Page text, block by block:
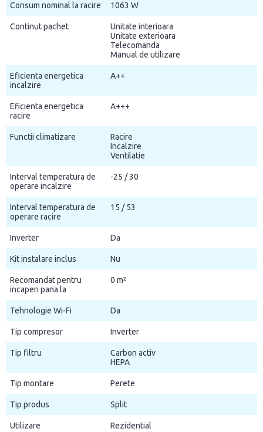
Consum nominal la racire 1063 W
Continut pachet
Unitate interioara
Unitate exterioara
Telecomanda
Manual de utilizare
Eficienta energetica
incalzire
A++
Eficienta energetica
racire
A+++
Functii climatizare
Racire
Incalzire
Ventilatie
Interval temperatura de
operare incalzire
-25 / 30
Interval temperatura de
operare racire
15 / 53
Inverter Da
Kit instalare inclus Nu
Recomandat pentru
incaperi pana la
0 m²
Tehnologie Wi-Fi Da
Tip compresor Inverter
Tip filtru
Carbon activ
HEPA
Tip montare Perete
Tip produs Split
Utilizare Rezidential